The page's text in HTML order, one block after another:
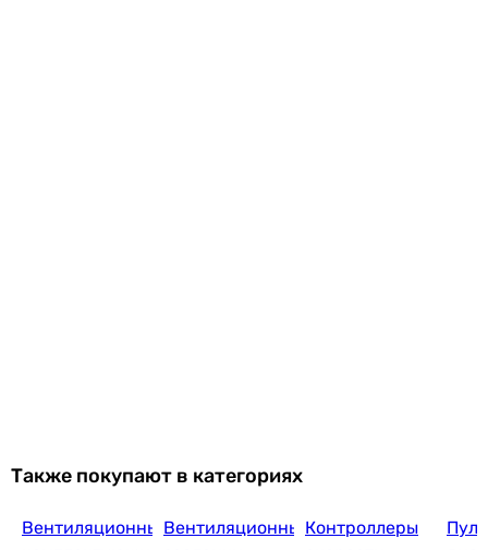
Также покупают в категориях
ВентиляционныеВентиляционныеКонтроллеры